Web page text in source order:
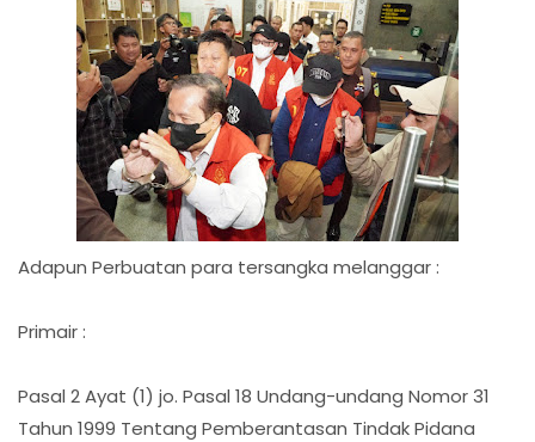
Adapun Perbuatan para tersangka melanggar :
Primair :
Pasal 2 Ayat (1) jo. Pasal 18 Undang-undang Nomor 31
Tahun 1999 Tentang Pemberantasan Tindak Pidana